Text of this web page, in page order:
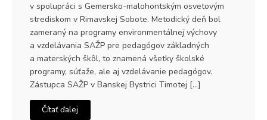
v spolupráci s Gemersko-malohontským osvetovým
strediskom v Rimavskej Sobote. Metodický deň bol
zameraný na programy environmentálnej výchovy
a vzdelávania SAŽP pre pedagógov základných
a materských škôl, to znamená všetky školské
programy, súťaže, ale aj vzdelávanie pedagógov.
Zástupca SAŽP v Banskej Bystrici Timotej […]
Čítať ďalej